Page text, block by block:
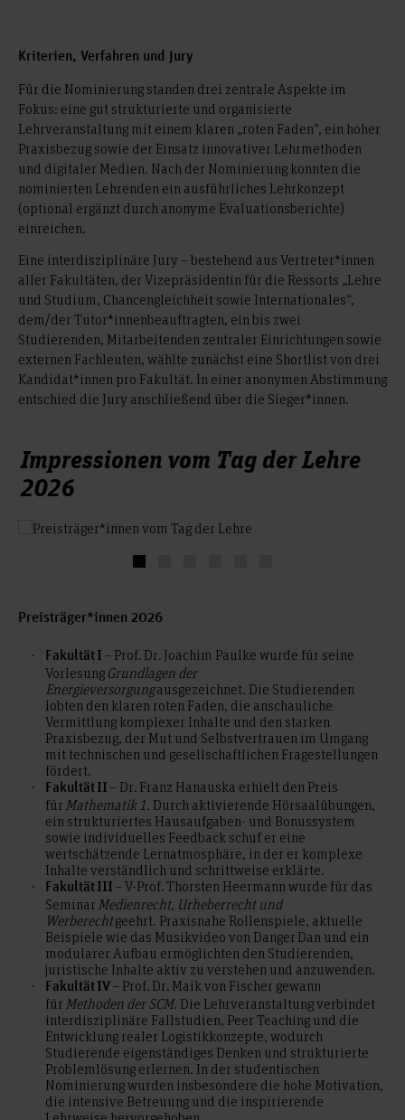
Kriterien, Verfahren und Jury
Für die Nominierung standen drei zentrale Aspekte im
Fokus: eine gut strukturierte und organisierte
Lehrveranstaltung mit einem klaren „roten Faden“, ein hoher
Praxisbezug sowie der Einsatz innovativer Lehrmethoden
und digitaler Medien. Nach der Nominierung konnten die
nominierten Lehrenden ein ausführliches Lehrkonzept
(optional ergänzt durch anonyme Evaluationsberichte)
einreichen.
Eine interdisziplinäre Jury – bestehend aus Vertreter*innen
aller Fakultäten, der Vizepräsidentin für die Ressorts „Lehre
und Studium, Chancengleichheit sowie Internationales“,
dem/der Tutor*innenbeauftragten, ein bis zwei
Studierenden, Mitarbeitenden zentraler Einrichtungen sowie
externen Fachleuten, wählte zunächst eine Shortlist von drei
Kandidat*innen pro Fakultät. In einer anonymen Abstimmung
entschied die Jury anschließend über die Sieger*innen.
Impressionen vom Tag der Lehre
2026
Preisträger*innen 2026
Fakultät I – Prof. Dr. Joachim Paulke wurde für seine
Vorlesung Grundlagen der
Energieversorgungausgezeichnet. Die Studierenden
lobten den klaren roten Faden, die anschauliche
Vermittlung komplexer Inhalte und den starken
Praxisbezug, der Mut und Selbstvertrauen im Umgang
mit technischen und gesellschaftlichen Fragestellungen
fördert.
Fakultät II – Dr. Franz Hanauska erhielt den Preis
für Mathematik 1. Durch aktivierende Hörsaalübungen,
ein strukturiertes Hausaufgaben- und Bonussystem
sowie individuelles Feedback schuf er eine
wertschätzende Lernatmosphäre, in der er komplexe
Inhalte verständlich und schrittweise erklärte.
Fakultät III – V-Prof. Thorsten Heermann wurde für das
Seminar Medienrecht, Urheberrecht und
Werberechtgeehrt. Praxisnahe Rollenspiele, aktuelle
Beispiele wie das Musikvideo von Danger Dan und ein
modularer Aufbau ermöglichten den Studierenden,
juristische Inhalte aktiv zu verstehen und anzuwenden.
Fakultät IV– Prof. Dr. Maik von Fischer gewann
für Methoden der SCM. Die Lehrveranstaltung verbindet
interdisziplinäre Fallstudien, Peer Teaching und die
Entwicklung realer Logistikkonzepte, wodurch
Studierende eigenständiges Denken und strukturierte
Problemlösung erlernen. In der studentischen
Nominierung wurden insbesondere die hohe Motivation,
die intensive Betreuung und die inspirierende